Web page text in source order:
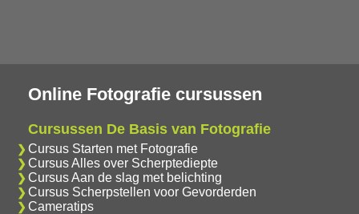
Online Fotografie cursussen
Cursussen De Basis van Fotografie
Cursus Starten met Fotografie
Cursus Alles over Scherptediepte
Cursus Aan de slag met belichting
Cursus Scherpstellen voor Gevorderden
Cameratips